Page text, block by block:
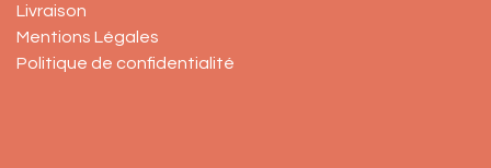
Livraison
Mentions Légales
Politique de confidentialité